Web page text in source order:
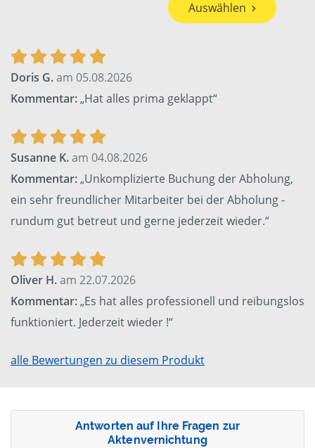
Auswählen
Doris G.am 05.08.2026
Kommentar:„Hat alles prima geklappt“
Susanne K.am 04.08.2026
Kommentar:„Unkomplizierte Buchung der Abholung,
ein sehr freundlicher Mitarbeiter bei der Abholung -
rundum gut betreut und gerne jederzeit wieder.“
Oliver H.am 22.07.2026
Kommentar:„Es hat alles professionell und reibungslos
funktioniert. Jederzeit wieder !“
alle Bewertungen zu diesem Produkt
Antworten auf Ihre Fragen zur
Aktenvernichtung